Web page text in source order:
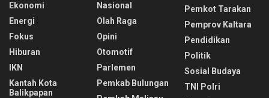
Ekonomi
Energi
Fokus
Hiburan
IKN
Kantah Kota
Balikpapan
Nasional
Olah Raga
Opini
Otomotif
Parlemen
Pemkab Bulungan
Pemkot Tarakan
Pemprov Kaltara
Pendidikan
Politik
Sosial Budaya
TNI Polri